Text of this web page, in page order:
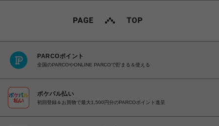
PARCOポイント
全国のPARCOやONLINE PARCOで貯まる＆使える
ポケパル払い
初回登録＆お買物で最大1,500円分のPARCOポイント進呈